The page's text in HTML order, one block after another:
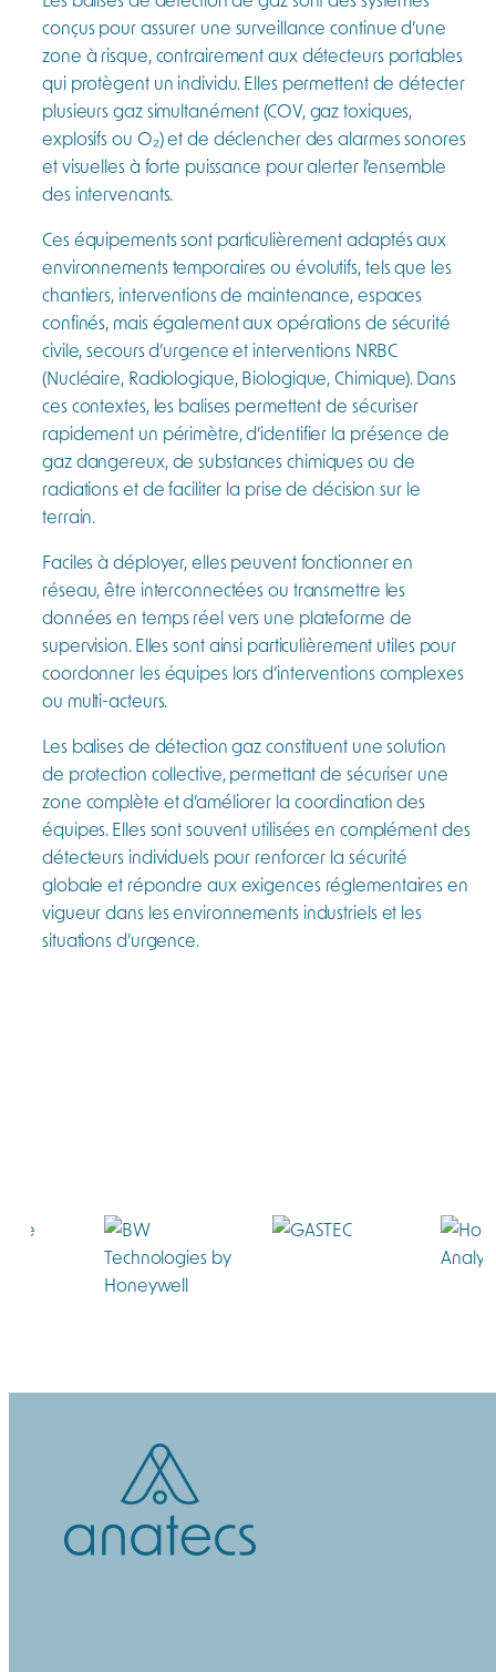
conçus pour assurer une surveillance continue d’une
zone à risque, contrairement aux détecteurs portables
qui protègent un individu. Elles permettent de détecter
plusieurs gaz simultanément (COV, gaz toxiques,
explosifs ou O₂) et de déclencher des alarmes sonores
et visuelles à forte puissance pour alerter l’ensemble
des intervenants.
Ces équipements sont particulièrement adaptés aux
environnements temporaires ou évolutifs, tels que les
chantiers, interventions de maintenance, espaces
confinés, mais également aux opérations de sécurité
civile, secours d’urgence et interventions NRBC
(Nucléaire, Radiologique, Biologique, Chimique). Dans
ces contextes, les balises permettent de sécuriser
rapidement un périmètre, d’identifier la présence de
gaz dangereux, de substances chimiques ou de
radiations et de faciliter la prise de décision sur le
terrain.
Faciles à déployer, elles peuvent fonctionner en
réseau, être interconnectées ou transmettre les
données en temps réel vers une plateforme de
supervision. Elles sont ainsi particulièrement utiles pour
coordonner les équipes lors d’interventions complexes
ou multi-acteurs.
Les balises de détection gaz constituent une solution
de protection collective, permettant de sécuriser une
zone complète et d’améliorer la coordination des
équipes. Elles sont souvent utilisées en complément des
détecteurs individuels pour renforcer la sécurité
globale et répondre aux exigences réglementaires en
vigueur dans les environnements industriels et les
situations d’urgence.